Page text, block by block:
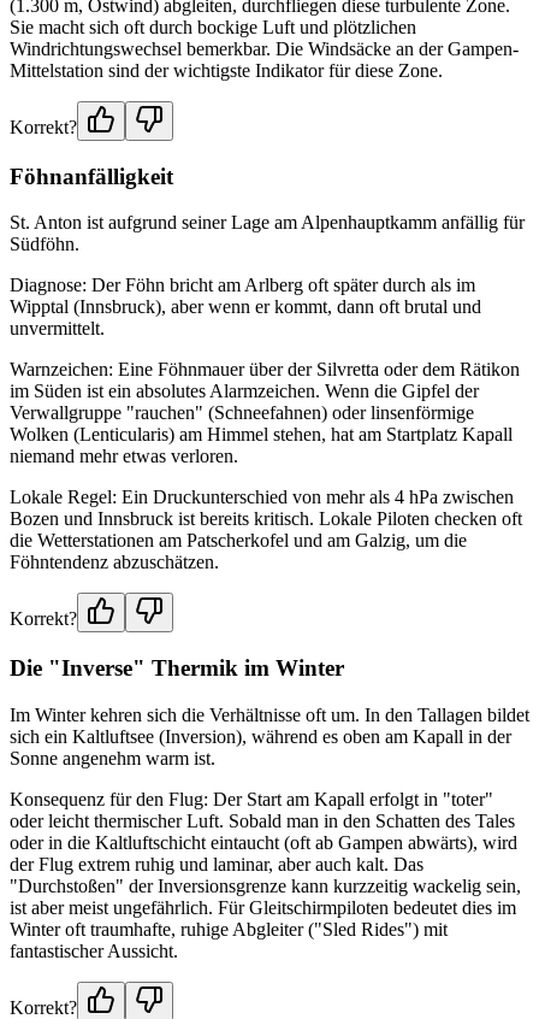
(1.300 m, Ostwind) abgleiten, durchfliegen diese turbulente Zone.
Sie macht sich oft durch bockige Luft und plötzlichen
Windrichtungswechsel bemerkbar. Die Windsäcke an der Gampen-
Mittelstation sind der wichtigste Indikator für diese Zone.
Korrekt?
Föhnanfälligkeit
St. Anton ist aufgrund seiner Lage am Alpenhauptkamm anfällig für
Südföhn.
Diagnose: Der Föhn bricht am Arlberg oft später durch als im
Wipptal (Innsbruck), aber wenn er kommt, dann oft brutal und
unvermittelt.
Warnzeichen: Eine Föhnmauer über der Silvretta oder dem Rätikon
im Süden ist ein absolutes Alarmzeichen. Wenn die Gipfel der
Verwallgruppe "rauchen" (Schneefahnen) oder linsenförmige
Wolken (Lenticularis) am Himmel stehen, hat am Startplatz Kapall
niemand mehr etwas verloren.
Lokale Regel: Ein Druckunterschied von mehr als 4 hPa zwischen
Bozen und Innsbruck ist bereits kritisch. Lokale Piloten checken oft
die Wetterstationen am Patscherkofel und am Galzig, um die
Föhntendenz abzuschätzen.
Korrekt?
Die "Inverse" Thermik im Winter
Im Winter kehren sich die Verhältnisse oft um. In den Tallagen bildet
sich ein Kaltluftsee (Inversion), während es oben am Kapall in der
Sonne angenehm warm ist.
Konsequenz für den Flug: Der Start am Kapall erfolgt in "toter"
oder leicht thermischer Luft. Sobald man in den Schatten des Tales
oder in die Kaltluftschicht eintaucht (oft ab Gampen abwärts), wird
der Flug extrem ruhig und laminar, aber auch kalt. Das
"Durchstoßen" der Inversionsgrenze kann kurzzeitig wackelig sein,
ist aber meist ungefährlich. Für Gleitschirmpiloten bedeutet dies im
Winter oft traumhafte, ruhige Abgleiter ("Sled Rides") mit
fantastischer Aussicht.
Korrekt?